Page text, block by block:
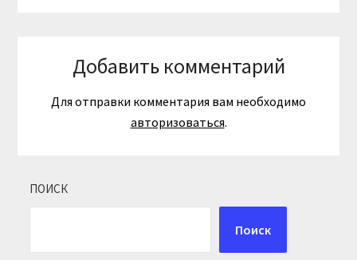
Добавить комментарий
Для отправки комментария вам необходимо
авторизоваться.
ПОИСК
Поиск